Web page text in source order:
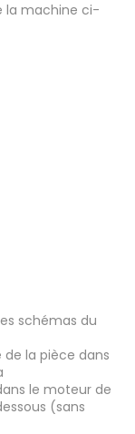
la machine ci-
schémas du
la pièce dans
le moteur de
(sans